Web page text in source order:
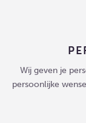
Wij geven je
persoonlijke